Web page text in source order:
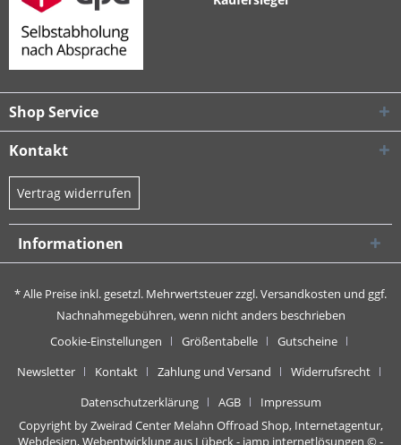
Shop Service
Kontakt
Vertrag widerrufen
Informationen
* Alle Preise inkl. gesetzl. Mehrwertsteuer zzgl.Versandkosten und ggf.
Nachnahmegebühren, wenn nicht anders beschrieben
Cookie-Einstellungen
Größentabelle
Gutscheine
Newsletter
Kontakt Zahlung und Versand
Widerrufsrecht
Datenschutzerklärung
AGB
Impressum
Copyright by Zweirad Center Melahn Offroad Shop, Internetagentur,
Webdesign, Webentwicklung aus Lübeck - jamp internetlösungen © -